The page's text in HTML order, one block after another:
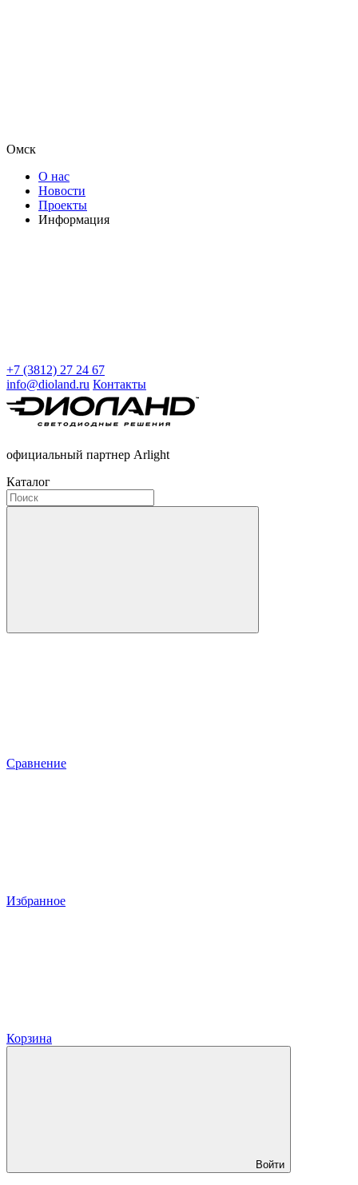
Омск
О нас
Новости
Проекты
Информация
+7 (3812) 27 24 67
info@dioland.ru Контакты
официальный партнер Arlight
Каталог
Сравнение
Избранное
Корзина
Войти